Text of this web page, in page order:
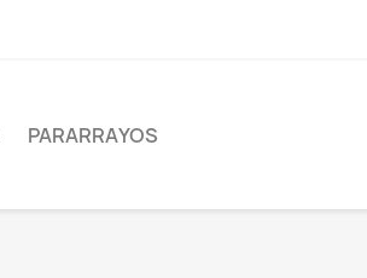
PARARRAYOS